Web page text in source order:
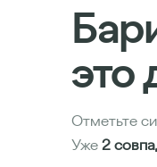
это
Отметьте
Уже2